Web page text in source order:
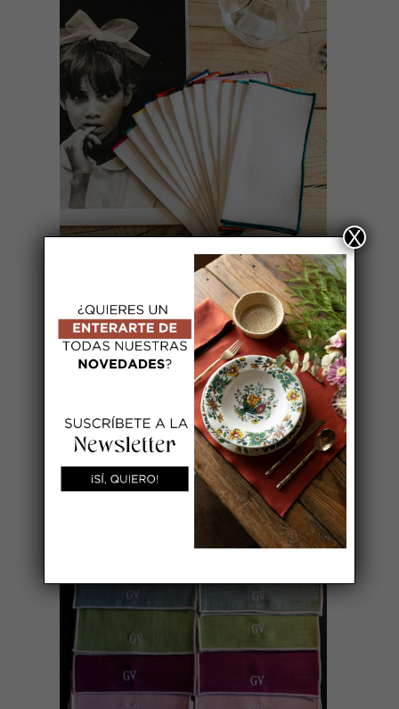
SELECT OPTIONS
SERVILLETAS APERITIVO FESTÓN
12 COLORES
50,00€
AÑADIR AL CARRITO
X